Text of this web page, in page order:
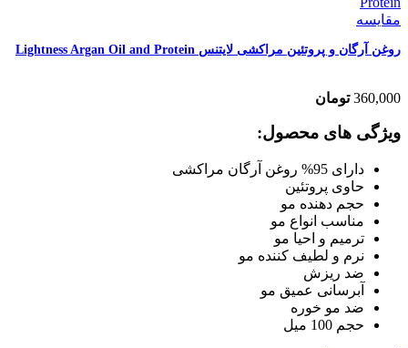
مقایسه
روغن آرگان و پروتئین مراکشی لایتنس Lightness Argan Oil and Protein
360,000 تومان
ویژگی های محصول:
دارای 95% روغن آرگان مراکشی
حاوی پروتئین
حجم دهنده مو
مناسب انواع مو
ترمیم و احیا مو
نرم و لطیف کننده مو
ضد ریزش
آبرسانی عمیق مو
ضد مو خوره
حجم 100 میل